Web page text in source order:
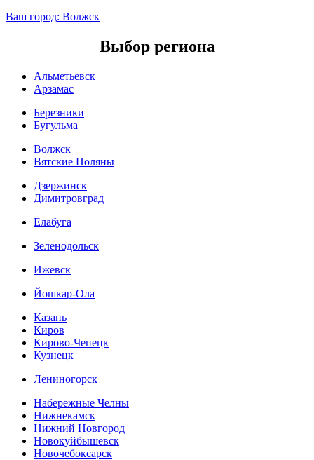
Ваш город: Волжск
Выбор региона
Альметьевск
Арзамас
Березники
Бугульма
Волжск
Вятские Поляны
Дзержинск
Димитровград
Елабуга
Зеленодольск
Ижевск
Йошкар-Ола
Казань
Киров
Кирово-Чепецк
Кузнецк
Лениногорск
Набережные Челны
Нижнекамск
Нижний Новгород
Новокуйбышевск
Новочебоксарск